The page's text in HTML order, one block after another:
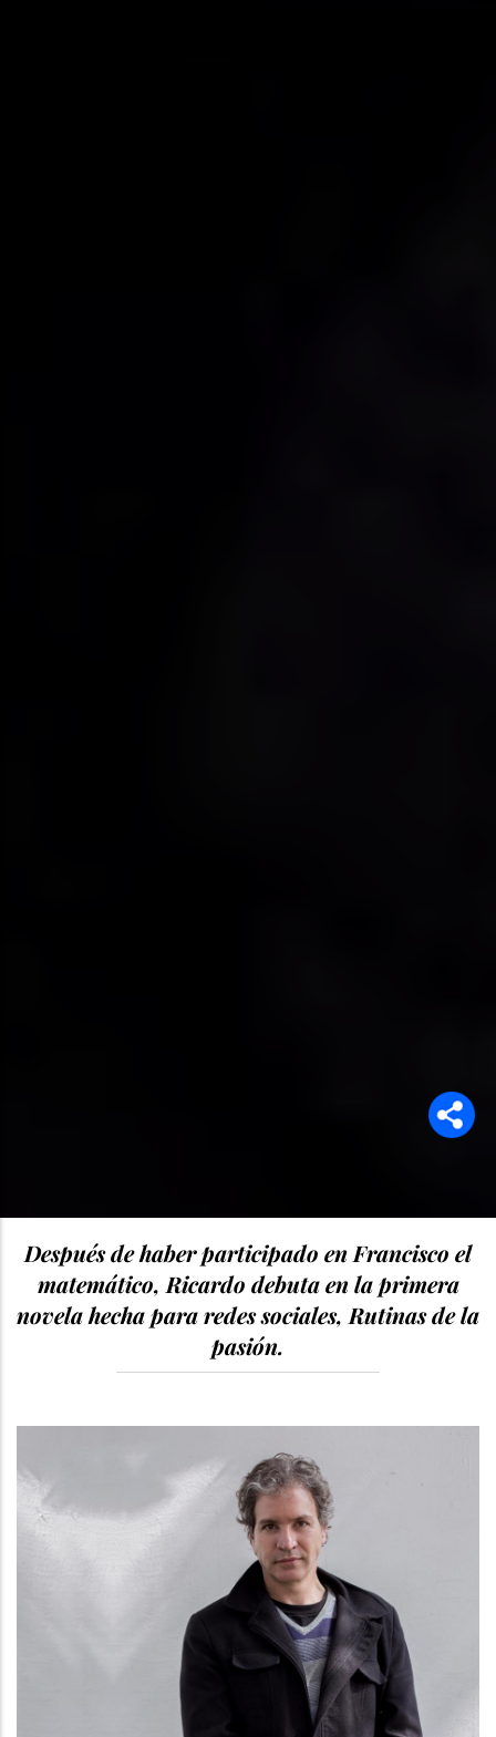
Después de haber participado en Francisco el
matemático, Ricardo debuta en la primera
novela hecha para redes sociales, Rutinas de la
pasión.